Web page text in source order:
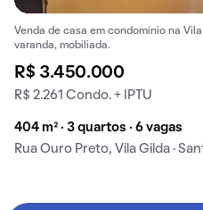
Venda de casa em condomínio na
varanda, mobiliada.
R$ 3.450.000
R$ 2.261 Condo. + IPTU
404 m² · 3 quartos · 6 vagas
Rua Ouro Preto, Vila Gilda ·